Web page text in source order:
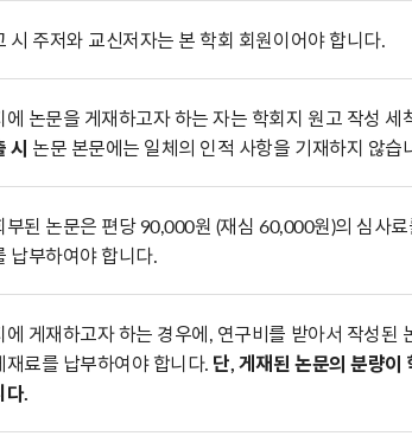
시 주저와 교신저자는 본 학회 회원이어야 합니다.
에 논문을 게재하고자 하는 자는 학회지 원고 작성
시 논문 본문에는 일체의 인적 사항을 기재하지 않습
부된 논문은 편당 90,000원 (재심 60,000원)의 심사
납부하여야 합니다.
에 게재하고자 하는 경우에, 연구비를 받아서 작성
재료를 납부하여야 합니다. 단, 게재된 논문의 분량이
다.